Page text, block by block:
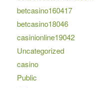
betcasino160417
betcasino18046
casinionline19042
Uncategorized
casino
Public